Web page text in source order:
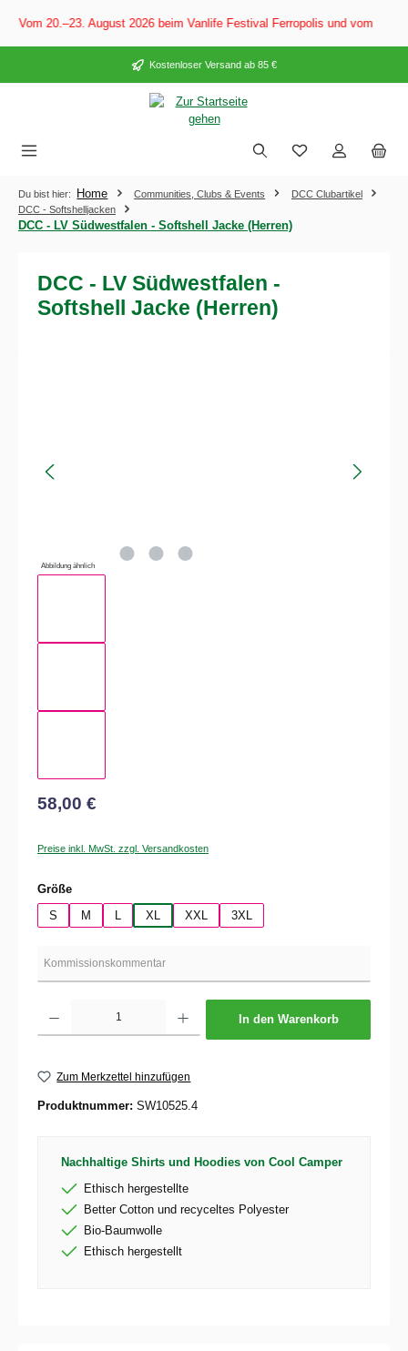
springen
20.–23. August 2026 beim Vanlife Festival Ferropolis und vom 28.
Kostenloser Versand ab 85 €
Du bist hier: Home Communities, Clubs & Events
DCC Clubartikel
DCC - Softshelljacken
DCC - LV Südwestfalen - Softshell Jacke (Herren)
DCC - LV Südwestfalen -
Softshell Jacke (Herren)
Abbildung ähnlich
58,00 €
Preise inkl. MwSt. zzgl. Versandkosten
Größeauswählen
S
M XL XXL 3XL
In den Warenkorb
Zum Merkzettel hinzufügen
Produktnummer: SW10525.4
Nachhaltige Shirts und Hoodies von Cool Camper
Ethisch hergestellte
Better Cotton und recyceltes Polyester
Bio-Baumwolle
Ethisch hergestellt